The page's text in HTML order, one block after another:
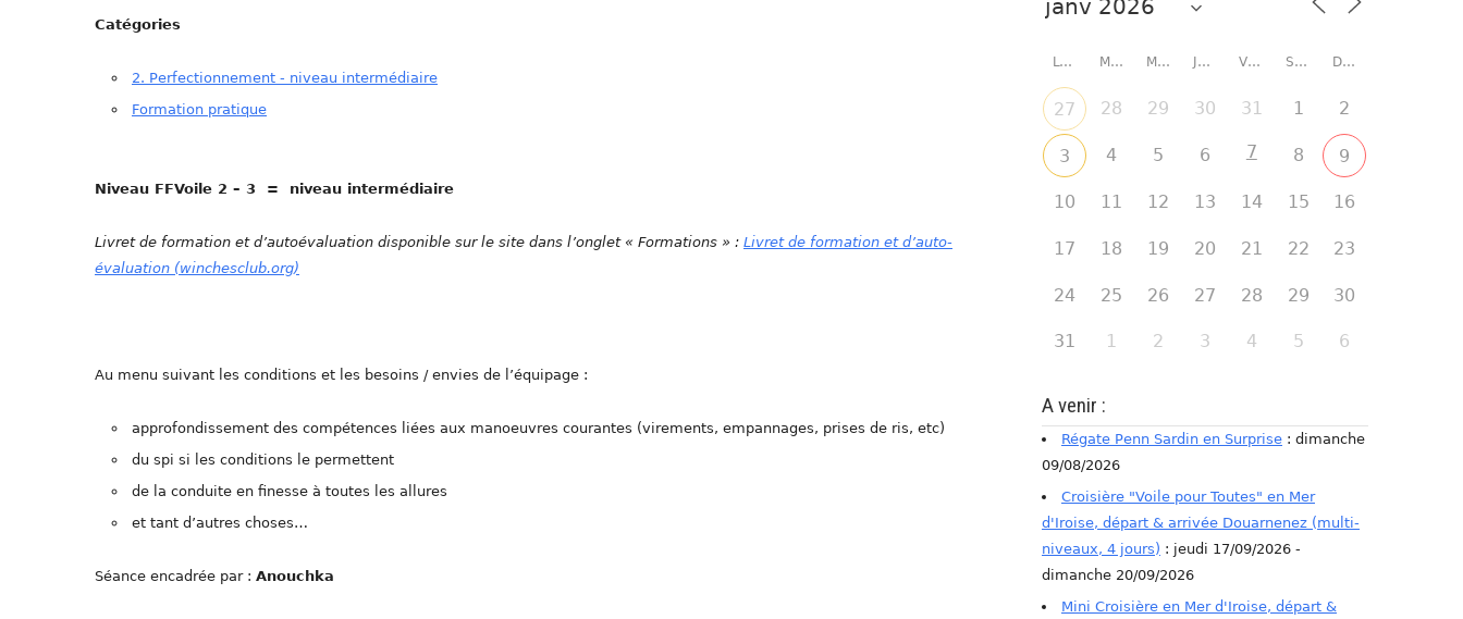
Catégories
2. Perfectionnement - niveau intermédiaire
Formation pratique
Niveau FFVoile 2 – 3 = niveau intermédiaire
Livret de formation et d’autoévaluation disponible sur le site dans l’onglet « Formations » : Livret de formation et d’auto-
évaluation (winchesclub.org)
Au menu suivant les conditions et les besoins / envies de l’équipage :
approfondissement des compétences liées aux manoeuvres courantes (virements, empannages, prises de ris, etc)
du spi si les conditions le permettent
de la conduite en finesse à toutes les allures
et tant d’autres choses…
Séance encadrée par : Anouchka
LUNDI MARDI MERCREDI JEUDI VENDREDI SAMEDI DIMANCHE
27 28 29 30 31 1 2
3 4 5 6 7 8 9
10 11 12 13 14 15 16
17 18 19 20 21 22 23
24 25 26 27 28 29 30
31 1 2 3 4 5 6
A venir :
Régate Penn Sardin en Surprise : dimanche
09/08/2026
Croisière "Voile pour Toutes" en Mer
d'Iroise, départ & arrivée Douarnenez (multi-
niveaux, 4 jours) : jeudi 17/09/2026 -
dimanche 20/09/2026
Mini Croisière en Mer d'Iroise, départ &